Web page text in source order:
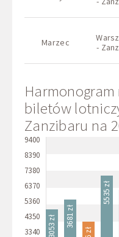
Marzec
-
biletów
Zanzibaru na
9400
8390
7380
6370
5360
4350
3340
3053 zł 3681 zł
5535 zł